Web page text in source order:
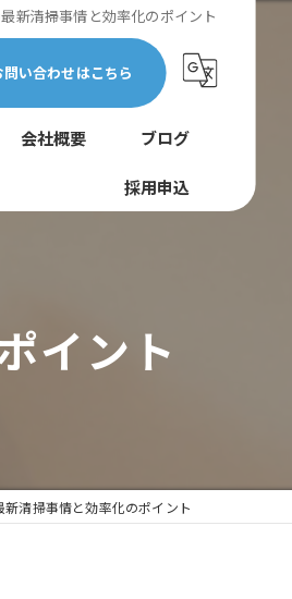
新清掃事情と効率化のポイント
問い合わせはこちら
会社概要 ブログ
コラム
採用申込
イント
清掃事情と効率化のポイント